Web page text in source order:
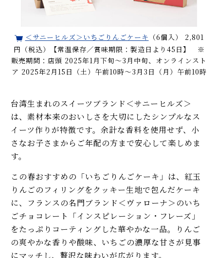
＜サニーヒルズ＞いちごりんごケーキ （6個入） 2,801
円（税込）【常温保存／賞味期限：製造日より45日】 ※
販売期間：店頭 2025年1月下旬～3月中旬、オンラインスト
ア 2025年2月15日（土）午前10時～3月3日（月）午前10時
台湾生まれのスイーツブランド＜サニーヒルズ＞
は、素材本来のおいしさを大切にしたシンプルなス
イーツ作りが特徴です。余計な香料を使用せず、小
さなお子さまからご年配の方まで安心して楽しめま
す。
この春おすすめの「いちごりんごケーキ」は、紅玉
りんごのフィリングをクッキー生地で包んだケーキ
に、フランスの名門ブランド＜ヴァローナ＞のいち
ごチョコレート「インスピレーション・フレーズ」
をたっぷりコーティングした華やかな一品。りんご
の爽やかな香りや酸味、いちごの濃厚な甘さが見事
にマッチし、贅沢な味わいが広がります。